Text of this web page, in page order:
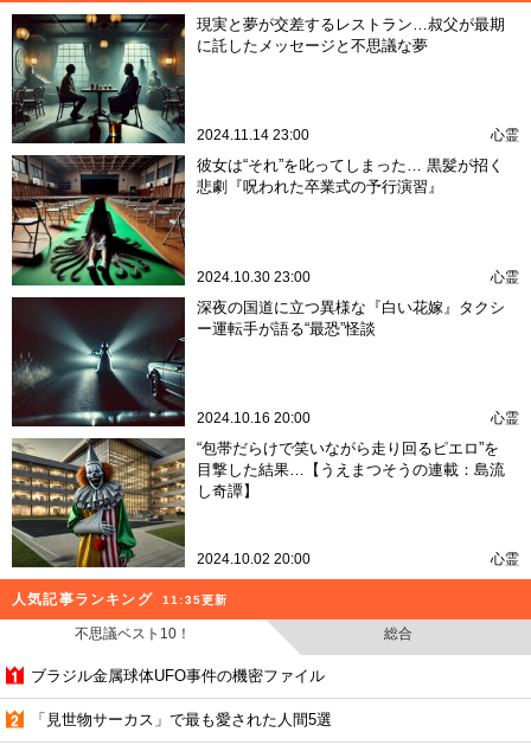
現実と夢が交差するレストラン…叔父が最期
に託したメッセージと不思議な夢
2024.11.14 23:00 心霊
彼女は“それ”を叱ってしまった… 黒髪が招く
悲劇『呪われた卒業式の予行演習』
2024.10.30 23:00 心霊
深夜の国道に立つ異様な『白い花嫁』タクシ
ー運転手が語る“最恐”怪談
2024.10.16 20:00 心霊
“包帯だらけで笑いながら走り回るピエロ”を
目撃した結果…【うえまつそうの連載：島流
し奇譚】
2024.10.02 20:00 心霊
人気記事ランキング 11:35更新
不思議ベスト10！ 総合
ブラジル金属球体UFO事件の機密ファイル
「見世物サーカス」で最も愛された人間5選